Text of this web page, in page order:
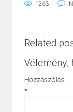
1263
Related
Vélemény,
Hozzászólás
*